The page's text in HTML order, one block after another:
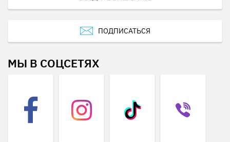
ПОДПИСАТЬСЯ
МЫ В СОЦСЕТЯХ